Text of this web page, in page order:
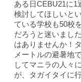
ある日CEBU21に1
検討してほしいと
ている学校も50校
だろうと迷いまし
はありませんか！
メートルの避暑地
してマニラの人々
が、タガイタイに